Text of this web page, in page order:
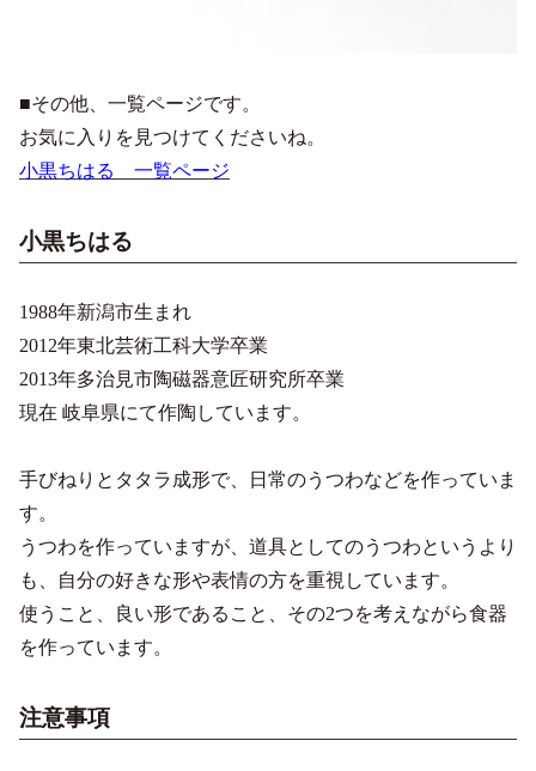
■その他、一覧ページです。
お気に入りを見つけてくださいね。
小黒ちはる 一覧ページ
小黒ちはる
1988年新潟市生まれ
2012年東北芸術工科大学卒業
2013年多治見市陶磁器意匠研究所卒業
現在 岐阜県にて作陶しています。
手びねりとタタラ成形で、日常のうつわなどを作っていま
す。
うつわを作っていますが、道具としてのうつわというより
も、自分の好きな形や表情の方を重視しています。
使うこと、良い形であること、その2つを考えながら食器
を作っています。
注意事項